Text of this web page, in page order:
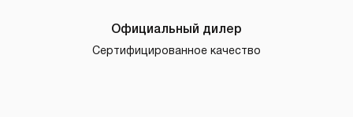
Официальный дилер
Сертифицированное качество